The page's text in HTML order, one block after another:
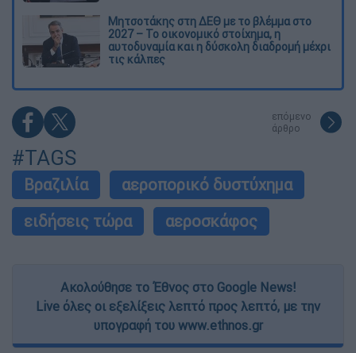
Μητσοτάκης στη ΔΕΘ με το βλέμμα στο
2027 – Το οικονομικό στοίχημα, η
αυτοδυναμία και η δύσκολη διαδρομή μέχρι
τις κάλπες
επόμενο
άρθρο
#TAGS
Βραζιλία
αεροπορικό δυστύχημα
ειδήσεις τώρα
αεροσκάφος
Ακολούθησε το Έθνος στο Google News!
Live όλες οι εξελίξεις λεπτό προς λεπτό, με την
υπογραφή του www.ethnos.gr